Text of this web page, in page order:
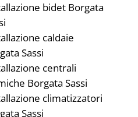
bidet Borgata
caldaie
Sassi
centrali
Borgata Sassi
climatizzatori
Sassi